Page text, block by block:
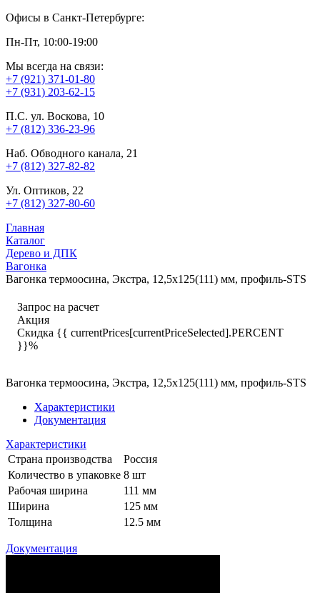
Офисы в Санкт-Петербурге:
Пн-Пт, 10:00-19:00
Мы всегда на связи:
+7 (921) 371-01-80
+7 (931) 203-62-15
П.С. ул. Воскова, 10
+7 (812) 336-23-96
Наб. Обводного канала, 21
+7 (812) 327-82-82
Ул. Оптиков, 22
+7 (812) 327-80-60
Главная
Каталог
Дерево и ДПК
Вагонка
Вагонка термоосина, Экстра, 12,5х125(111) мм, профиль-STS
Запрос на расчет
Акция
Скидка {{ currentPrices[currentPriceSelected].PERCENT
}}%
Вагонка термоосина, Экстра, 12,5х125(111) мм, профиль-STS
Характеристики
Документация
Характеристики
Страна производства
Россия
Количество в упаковке 8 шт
Рабочая ширина
111 мм
Ширина
125 мм
Толщина
12.5 мм
Документация